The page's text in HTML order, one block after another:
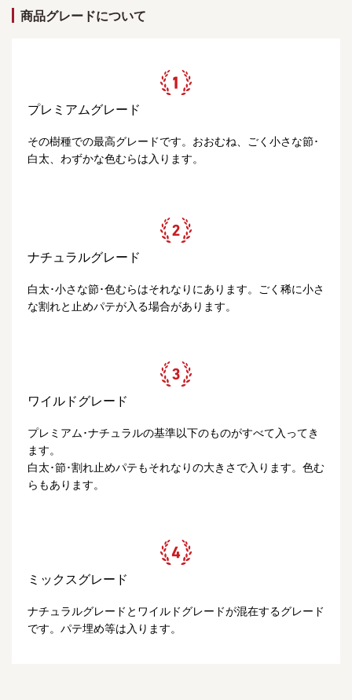
商品グレードについて
プレミアムグレード
その樹種での最高グレードです。おおむね、ごく小さな節･
白太、わずかな色むらは入ります。
ナチュラルグレード
白太･小さな節･色むらはそれなりにあります。ごく稀に小さ
な割れと止めパテが入る場合があります。
ワイルドグレード
プレミアム･ナチュラルの基準以下のものがすべて入ってき
ます。
白太･節･割れ止めパテもそれなりの大きさで入ります。色む
らもあります。
ミックスグレード
ナチュラルグレードとワイルドグレードが混在するグレード
です。パテ埋め等は入ります。